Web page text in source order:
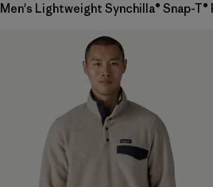
Men's Lightweight Synchilla® Snap-